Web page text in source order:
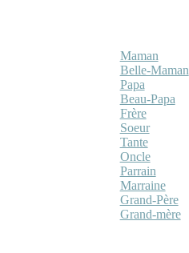
Maman
Belle-Maman
Papa
Beau-Papa
Frère
Soeur
Tante
Oncle
Parrain
Marraine
Grand-Père
Grand-mère